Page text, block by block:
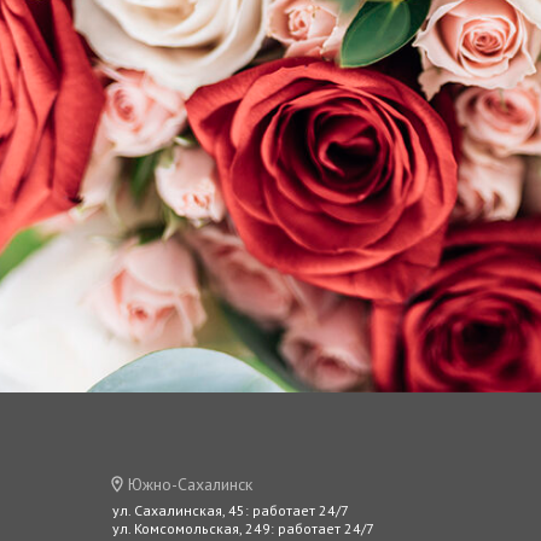
ул. Сахалинская, 45: работает 24/7
ул. Комсомольская, 249: работает 24/7
Южно-Сахалинск